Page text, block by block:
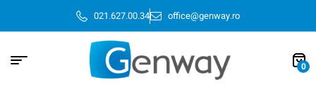
021.627.00.34 office@genway.ro
0